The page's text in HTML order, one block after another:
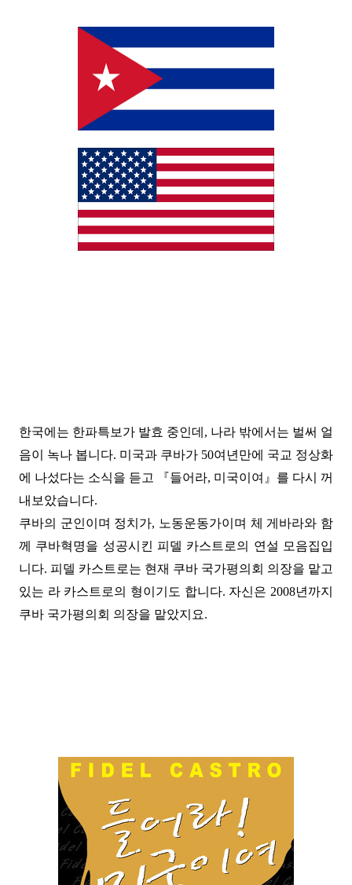
한국에는 한파특보가 발효 중인데, 나라 밖에서는 벌써 얼
음이 녹나 봅니다. 미국과 쿠바가 50여년만에 국교 정상화
에 나섰다는 소식을 듣고 『들어라, 미국이여』를 다시 꺼
내보았습니다.
쿠바의 군인이며 정치가, 노동운동가이며 체 게바라와 함
께 쿠바혁명을 성공시킨 피델 카스트로의 연설 모음집입
니다. 피델 카스트로는 현재 쿠바 국가평의회 의장을 맡고
있는 라 카스트로의 형이기도 합니다. 자신은 2008년까지
쿠바 국가평의회 의장을 맡았지요.